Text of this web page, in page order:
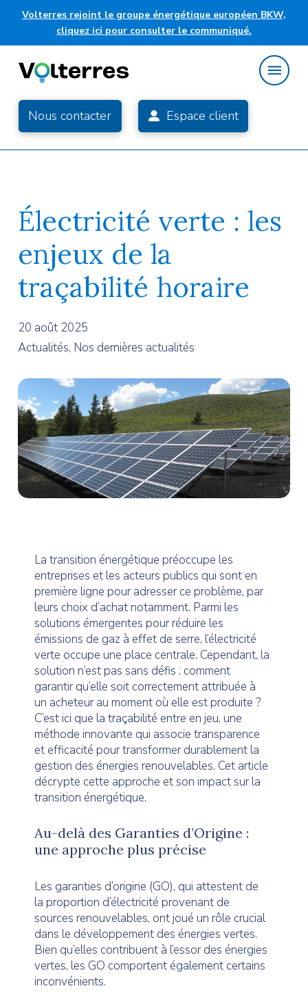
Volterres rejoint le groupe énergétique européen BKW,
cliquez ici pour consulter le communiqué.
Nous contacter Espace client
Électricité verte : les
enjeux de la
traçabilité horaire
20 août 2025
Actualités, Nos dernières actualités
La transition énergétique préoccupe les
entreprises et les acteurs publics qui sont en
première ligne pour adresser ce problème, par
leurs choix d’achat notamment. Parmi les
solutions émergentes pour réduire les
émissions de gaz à effet de serre, l’électricité
verte occupe une place centrale. Cependant, la
solution n’est pas sans défis : comment
garantir qu’elle soit correctement attribuée à
un acheteur au moment où elle est produite ?
C’est ici que la traçabilité entre en jeu, une
méthode innovante qui associe transparence
et efficacité pour transformer durablement la
gestion des énergies renouvelables. Cet article
décrypte cette approche et son impact sur la
transition énergétique.
Au-delà des Garanties d’Origine :
une approche plus précise
Les garanties d’origine (GO), qui attestent de
la proportion d’électricité provenant de
sources renouvelables, ont joué un rôle crucial
dans le développement des énergies vertes.
Bien qu’elles contribuent à l’essor des énergies
vertes, les GO comportent également certains
inconvénients.